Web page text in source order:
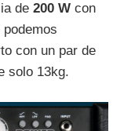
de 200 W con
podemos
con un par de
solo 13kg.